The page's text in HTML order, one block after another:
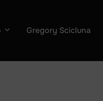
Gregory Scicluna